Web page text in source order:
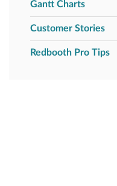
Gantt Charts
Customer Stories
Redbooth Pro Tips